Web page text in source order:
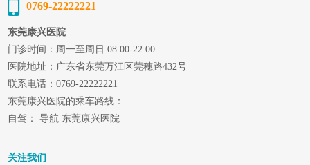
0769-22222221
东莞康兴医院
门诊时间：周一至周日 08:00-22:00
医院地址：广东省东莞万江区莞穗路432号
联系电话：0769-22222221
东莞康兴医院的乘车路线：
自驾： 导航 东莞康兴医院
关注我们